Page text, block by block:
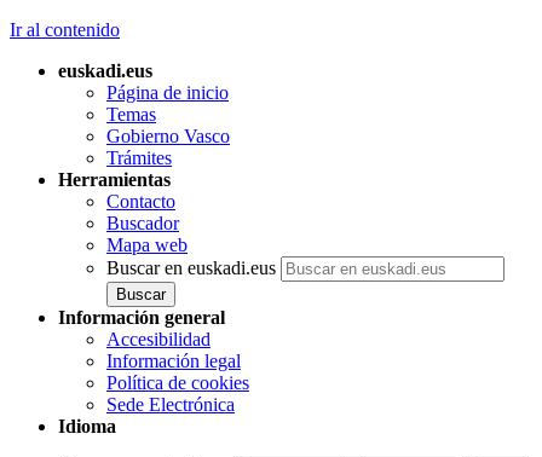
Ir al contenido
euskadi.eus
Página de inicio
Temas
Gobierno Vasco
Trámites
Herramientas
Contacto
Buscador
Mapa web
Buscar en euskadi.eus
Información general
Accesibilidad
Información legal
Política de cookies
Sede Electrónica
Idioma